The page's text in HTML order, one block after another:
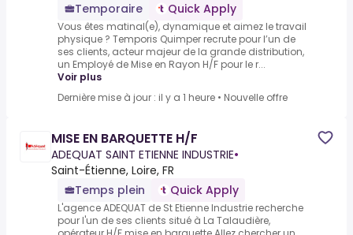
Temporaire
Quick Apply
Vous êtes matinal(e), dynamique et aimez le travail
physique ? Temporis Quimper recrute pour l’un de
ses clients, acteur majeur de la grande distribution,
un Employé de Mise en Rayon H/F pour le r...
Voir plus
Dernière mise à jour : il y a 1 heure • Nouvelle offre
MISE EN BARQUETTE H/F
ADEQUAT SAINT ETIENNE INDUSTRIE•
Saint-Étienne, Loire, FR
Temps plein
Quick Apply
L'agence ADEQUAT de St Etienne Industrie recherche
pour l'un de ses clients situé à La Talaudière,